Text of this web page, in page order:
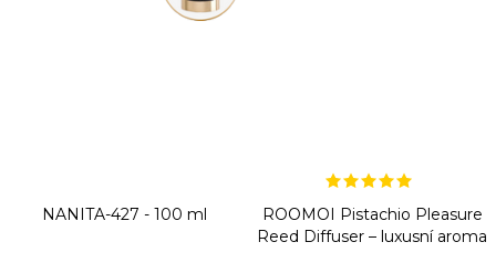
NANITA-427 - 100 ml
ROOMOI Pistachio Pleasure
Reed Diffuser – luxusní aroma